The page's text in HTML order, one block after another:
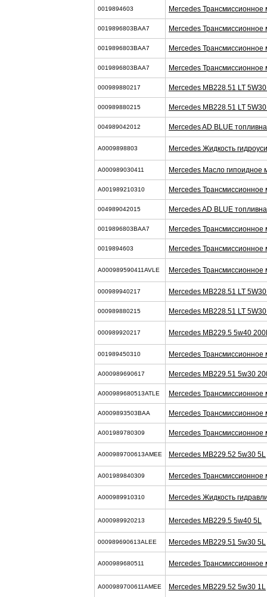
0019894603 Mercedes
0019896803BAA7 Mercedes
0019896803BAA7 Mercedes
0019896803BAA7 Mercedes
000989880217 Mercedes MB228.51 LT
000989880215 Mercedes MB228.51 LT
004989042012 Mercedes AD BLUE
A0009898803 Mercedes Жидкость
A000989030411 Mercedes Масло гипоидное
A001989210310 Mercedes Трансмиссионное
004989042015 Mercedes AD BLUE
0019896803BAA7 Mercedes
0019894603 Mercedes
A000989590411AVLE Mercedes Трансмиссионное
000989940217 Mercedes MB228.51 LT
000989880215 Mercedes MB228.51 LT
000989920217 Mercedes MB229.5 5w40
001989450310 Mercedes Трансмиссионное
A000989690617 Mercedes MB229.51 5w30
A000989680513ATLE Mercedes Трансмиссионное
A0009893503BAA Mercedes Трансмиссионное
A001989780309 Mercedes Трансмиссионное
A000989700613AMEE Mercedes MB229.52 5w30 5L
A001989840309 Mercedes Трансмиссионное
A000989910310 Mercedes Жидкость
A000989920213 Mercedes MB229.5 5w40 5L
000989690613ALEE Mercedes MB229.51 5w30 5L
A000989680511 Mercedes Трансмиссионное
A000989700611AMEE Mercedes MB229.52 5w30 1L